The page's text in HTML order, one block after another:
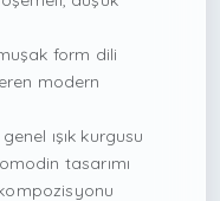
form dili
modern
ışık kurgusu
tasarımı